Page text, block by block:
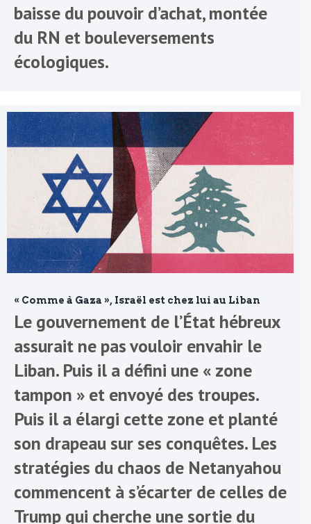
baisse du pouvoir d’achat, montée
du RN et bouleversements
écologiques.
« Comme à Gaza », Israël est chez lui au Liban
Le gouvernement de l’État hébreux
assurait ne pas vouloir envahir le
Liban. Puis il a défini une « zone
tampon » et envoyé des troupes.
Puis il a élargi cette zone et planté
son drapeau sur ses conquêtes. Les
stratégies du chaos de Netanyahou
commencent à s’écarter de celles de
Trump qui cherche une sortie du